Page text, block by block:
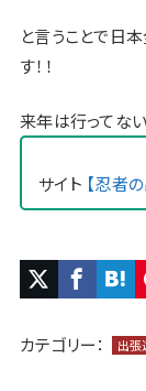
と言うことで日
す！！
来年は行ってな
サイト 【忍者
カテゴリー： 出張